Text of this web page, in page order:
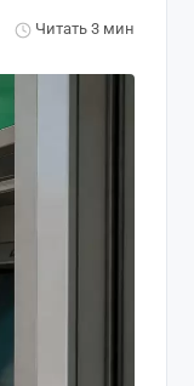
Читать3 мин